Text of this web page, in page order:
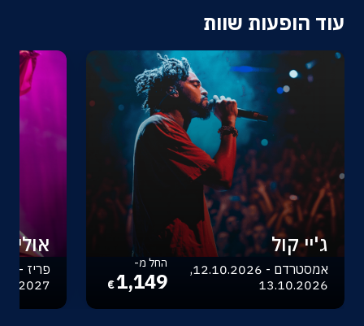
עוד הופעות שוות
ג'יי קול
אמסטרדם - 12.10.2026,
13.10.2026
החל מ-
1,149
€